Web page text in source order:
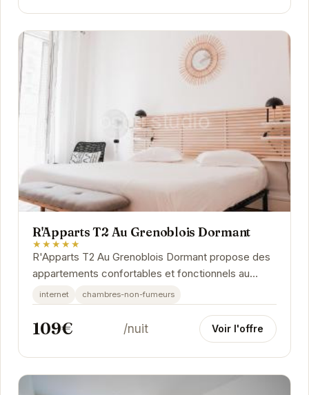
R'Apparts T2 Au Grenoblois Dormant
★★★★★
R'Apparts T2 Au Grenoblois Dormant propose des
appartements confortables et fonctionnels au
cœur de Grenoble. Profitez d'un séjour agréable
dans...
internet chambres-non-fumeurs
109€ /nuit Voir l'offre